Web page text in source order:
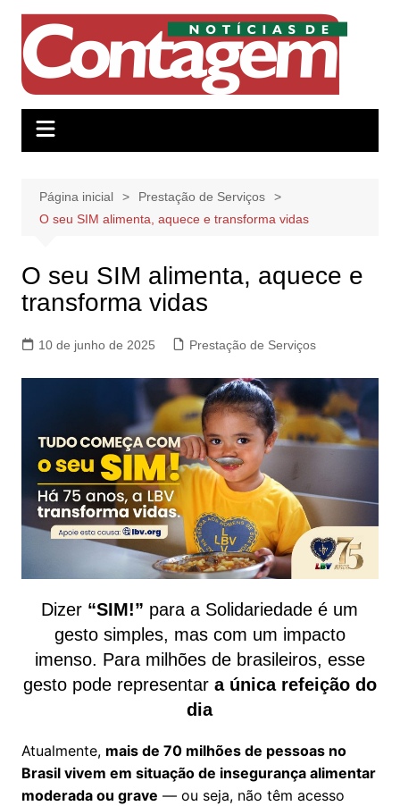
conteúdo
Página inicial
Prestação de Serviços
O seu SIM alimenta, aquece e transforma vidas
O seu SIM alimenta, aquece e
transforma vidas
10 de junho de 2025 Prestação de Serviços
Dizer “SIM!” para a Solidariedade é um
gesto simples, mas com um impacto
imenso. Para milhões de brasileiros, esse
gesto pode representar a única refeição do
dia
Atualmente, mais de 70 milhões de pessoas no
Brasil vivem em situação de insegurança alimentar
moderada ou grave — ou seja, não têm acesso